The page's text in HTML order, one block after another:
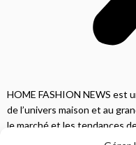
HOME FASHION NEWS est
de l’univers maison et au
le marché et les tendances
lecteurs une vision complète.